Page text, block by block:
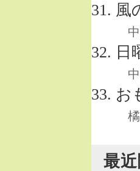
風
日
お
最